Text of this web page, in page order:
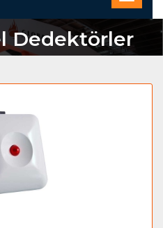
Dedektörler